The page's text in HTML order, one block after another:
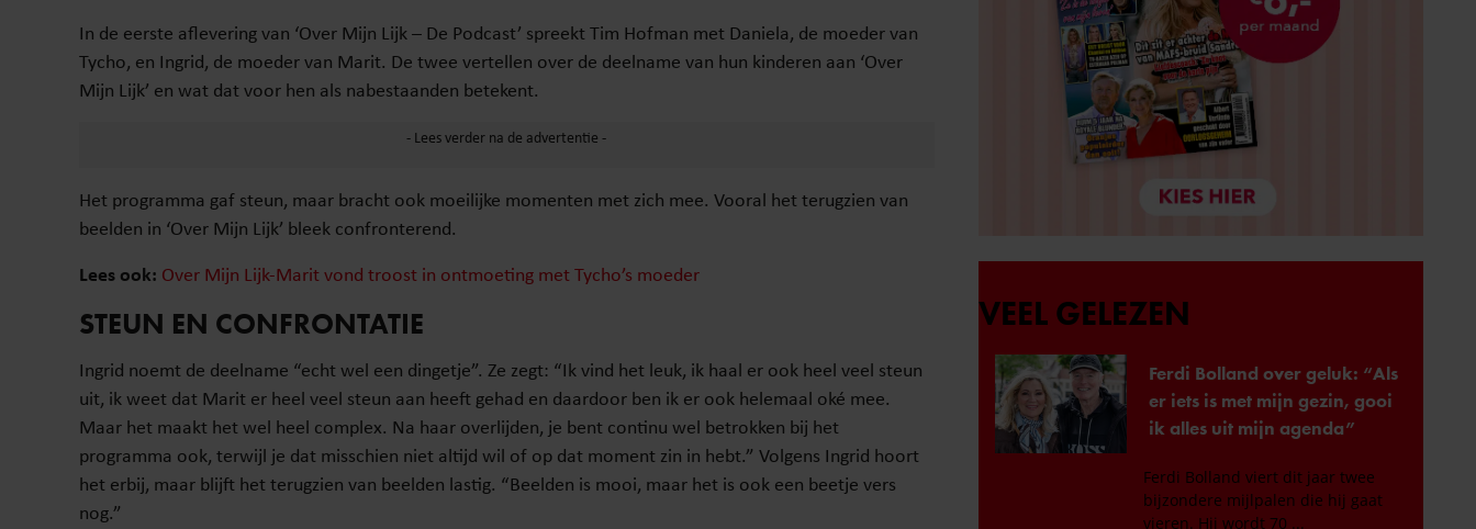
In de eerste aflevering van ‘Over Mijn Lijk – De Podcast’ spreekt Tim Hofman met Daniela, de moeder van
Tycho, en Ingrid, de moeder van Marit. De twee vertellen over de deelname van hun kinderen aan ‘Over
Mijn Lijk’ en wat dat voor hen als nabestaanden betekent.
Het programma gaf steun, maar bracht ook moeilijke momenten met zich mee. Vooral het terugzien van
beelden in ‘Over Mijn Lijk’ bleek confronterend.
Lees ook: Over Mijn Lijk-Marit vond troost in ontmoeting met Tycho’s moeder
STEUN EN CONFRONTATIE
Ingrid noemt de deelname “echt wel een dingetje”. Ze zegt: “Ik vind het leuk, ik haal er ook heel veel steun
uit, ik weet dat Marit er heel veel steun aan heeft gehad en daardoor ben ik er ook helemaal oké mee.
Maar het maakt het wel heel complex. Na haar overlijden, je bent continu wel betrokken bij het
programma ook, terwijl je dat misschien niet altijd wil of op dat moment zin in hebt.” Volgens Ingrid hoort
het erbij, maar blijft het terugzien van beelden lastig. “Beelden is mooi, maar het is ook een beetje vers
nog.”